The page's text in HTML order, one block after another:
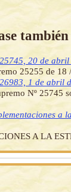
también
20 de
25255 de 18
1 de abril
Nº 25745
a
A LA